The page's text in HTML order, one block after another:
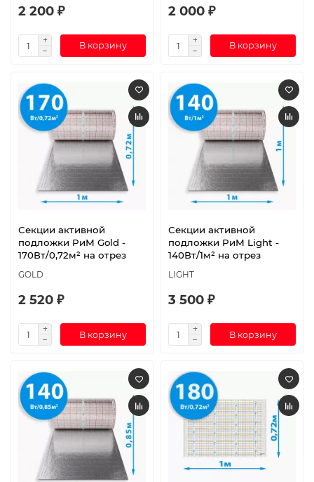
2 200 ₽
В корзину
2 000 ₽
В корзину
Секции активной
подложки РиМ Gold -
170Вт/0,72м² на отрез
GOLD
2 520 ₽
В корзину
Секции активной
подложки РиМ Light -
140Вт/1м² на отрез
LIGHT
3 500 ₽
В корзину